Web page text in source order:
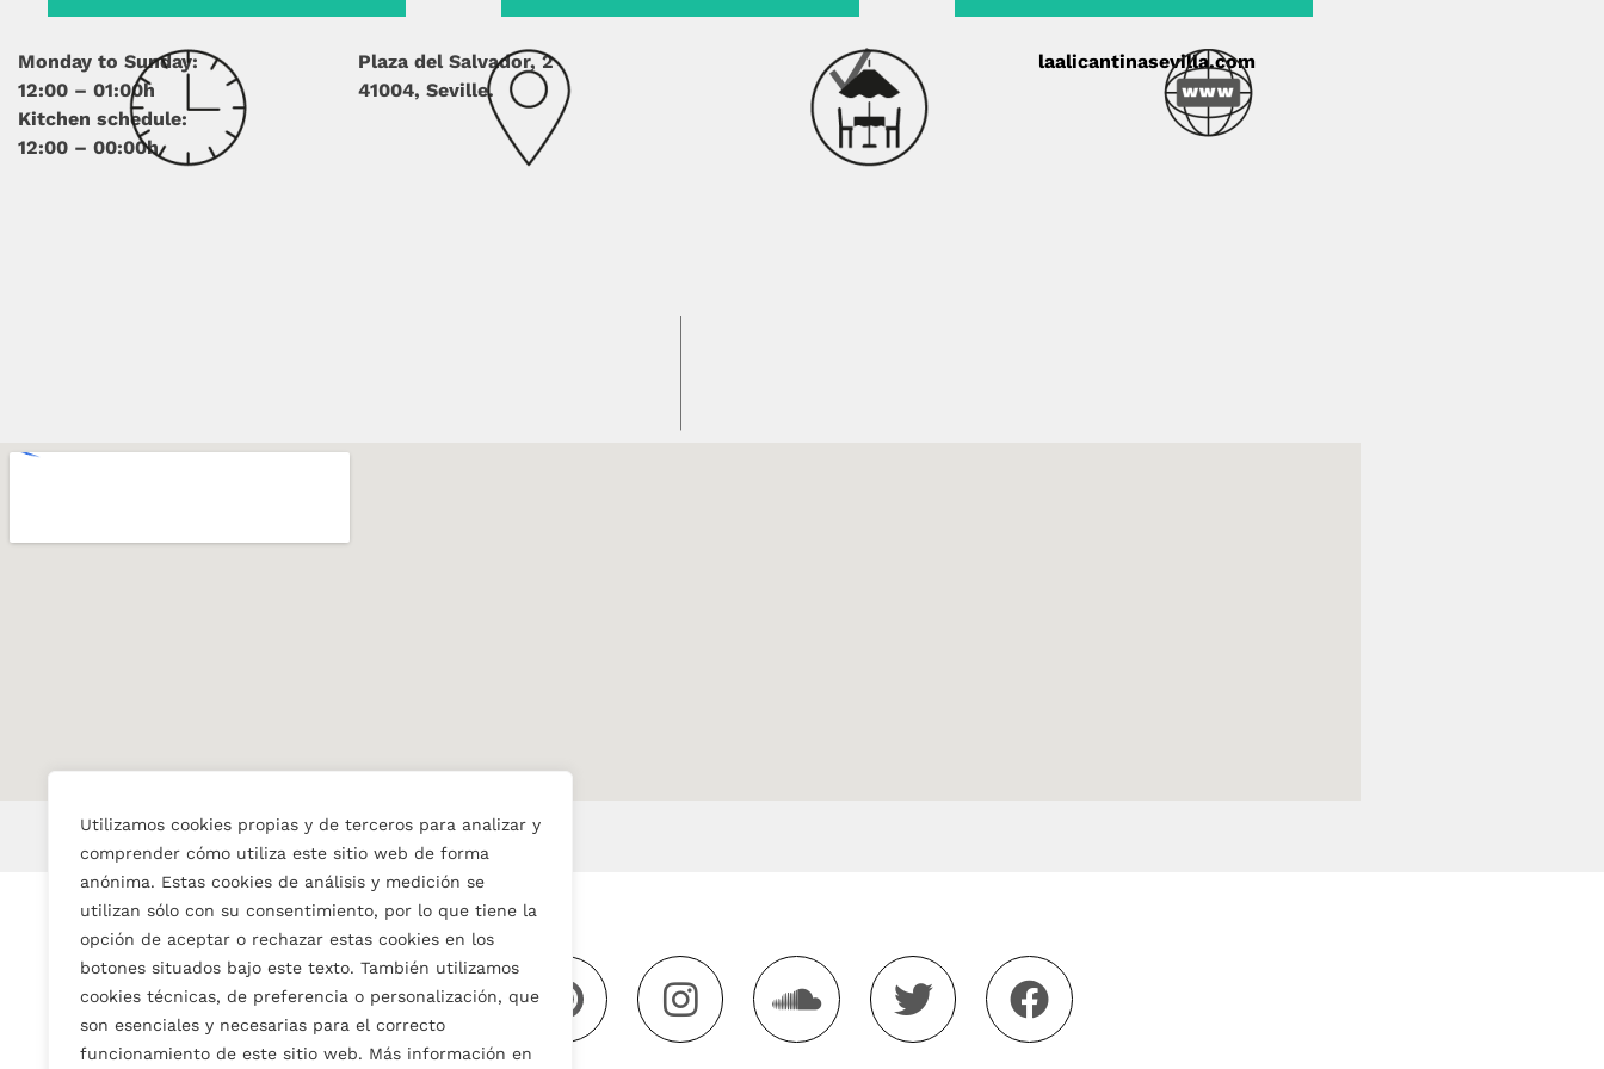
Utilizamos cookies propias y de terceros para analizar y
comprender cómo utiliza este sitio web de forma
anónima. Estas cookies de análisis y medición se
utilizan sólo con su consentimiento, por lo que tiene la
opción de aceptar o rechazar estas cookies en los
botones situados bajo este texto. También utilizamos
cookies técnicas, de preferencia o personalización, que
son esenciales y necesarias para el correcto
funcionamiento de este sitio web. Más información en
Monday to Sunday:
12:00 – 01:00h
Kitchen schedule:
12:00 – 00:00h
Plaza del Salvador, 2
41004, Seville.
laalicantinasevilla.com